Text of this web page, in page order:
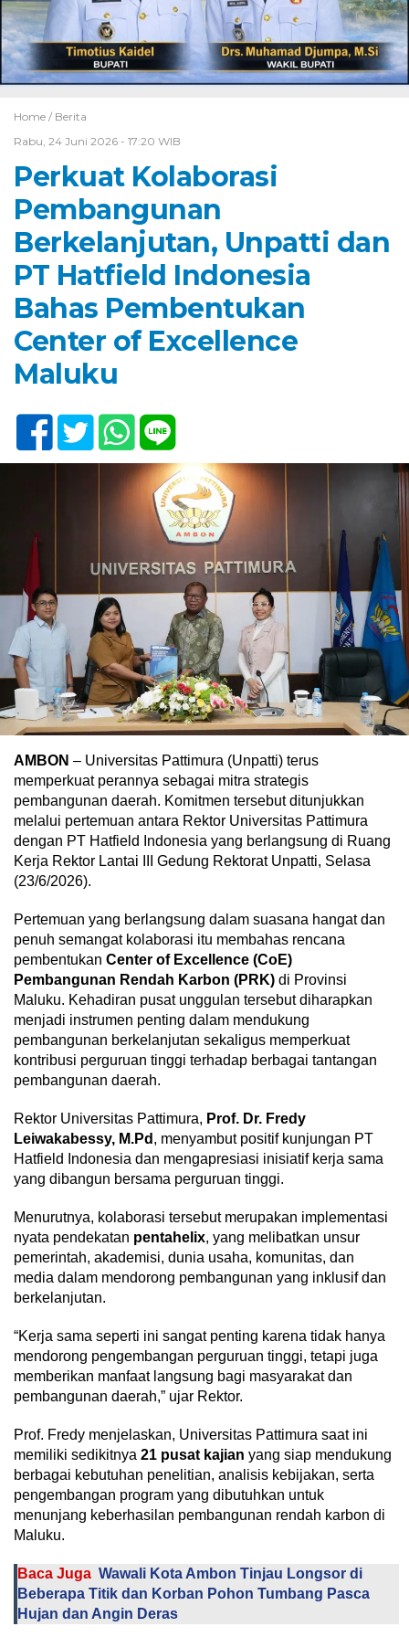
Home / Berita
Rabu, 24 Juni 2026 - 17:20 WIB
Perkuat Kolaborasi
Pembangunan
Berkelanjutan, Unpatti dan
PT Hatfield Indonesia
Bahas Pembentukan
Center of Excellence
Maluku
AMBON – Universitas Pattimura (Unpatti) terus
memperkuat perannya sebagai mitra strategis
pembangunan daerah. Komitmen tersebut ditunjukkan
melalui pertemuan antara Rektor Universitas Pattimura
dengan PT Hatfield Indonesia yang berlangsung di Ruang
Kerja Rektor Lantai III Gedung Rektorat Unpatti, Selasa
(23/6/2026).
Pertemuan yang berlangsung dalam suasana hangat dan
penuh semangat kolaborasi itu membahas rencana
pembentukan Center of Excellence (CoE)
Pembangunan Rendah Karbon (PRK) di Provinsi
Maluku. Kehadiran pusat unggulan tersebut diharapkan
menjadi instrumen penting dalam mendukung
pembangunan berkelanjutan sekaligus memperkuat
kontribusi perguruan tinggi terhadap berbagai tantangan
pembangunan daerah.
Rektor Universitas Pattimura, Prof. Dr. Fredy
Leiwakabessy, M.Pd , menyambut positif kunjungan PT
Hatfield Indonesia dan mengapresiasi inisiatif kerja sama
yang dibangun bersama perguruan tinggi.
Menurutnya, kolaborasi tersebut merupakan implementasi
nyata pendekatan pentahelix, yang melibatkan unsur
pemerintah, akademisi, dunia usaha, komunitas, dan
media dalam mendorong pembangunan yang inklusif dan
berkelanjutan.
“Kerja sama seperti ini sangat penting karena tidak hanya
mendorong pengembangan perguruan tinggi, tetapi juga
memberikan manfaat langsung bagi masyarakat dan
pembangunan daerah,” ujar Rektor.
Prof. Fredy menjelaskan, Universitas Pattimura saat ini
memiliki sedikitnya 21 pusat kajian yang siap mendukung
berbagai kebutuhan penelitian, analisis kebijakan, serta
pengembangan program yang dibutuhkan untuk
menunjang keberhasilan pembangunan rendah karbon di
Maluku.
Baca Juga Wawali Kota Ambon Tinjau Longsor di
Beberapa Titik dan Korban Pohon Tumbang Pasca
Hujan dan Angin Deras